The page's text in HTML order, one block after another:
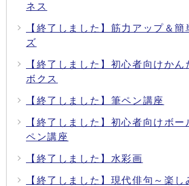
ネス
【終了しました】筋力アップ＆簡
ズ
【終了しました】初心者向けかん
ボクス
【終了しました】筆ペン講座
【終了しました】初心者向けボ
ペン講座
【終了しました】水彩画
【終了しました】現代俳句～楽